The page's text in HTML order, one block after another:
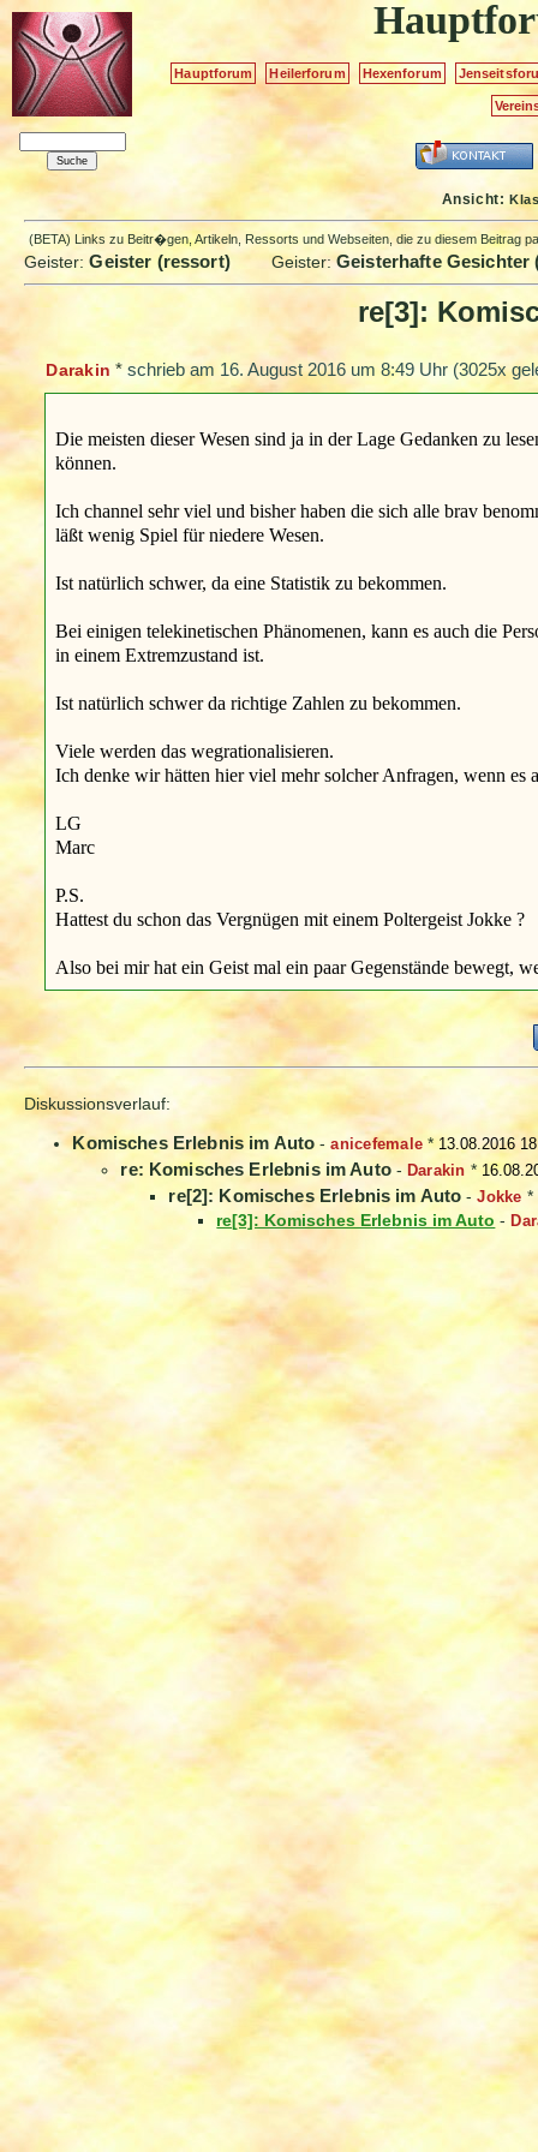
Hauptforum Heilerforum Hexenforum
Ansicht:
(BETA) Links zu Beitr�gen, Artikeln, Ressorts und Webseiten, die zu diesem Beitrag
Geister:Geister (ressort) Geister:Geisterhafte Gesichter
re[3]:
Darakin *schrieb am 16. August 2016 um 8:49 Uhr(3025x
Die meisten dieser Wesen sind ja in der Lage Gedanken zu
können.
Ich channel sehr viel und bisher haben die sich alle brav
läßt wenig Spiel für niedere Wesen.
Ist natürlich schwer, da eine Statistik zu bekommen.
Bei einigen telekinetischen Phänomenen, kann es auch die
in einem Extremzustand ist.
Ist natürlich schwer da richtige Zahlen zu bekommen.
Viele werden das wegrationalisieren.
Ich denke wir hätten hier viel mehr solcher Anfragen, wenn es
LG
Marc
P.S.
Hattest du schon das Vergnügen mit einem Poltergeist Jokke ?
Also bei mir hat ein Geist mal ein paar Gegenstände bewegt,
Diskussionsverlauf:
Komisches Erlebnis im Auto -anicefemale * 13.08.2016
re: Komisches Erlebnis im Auto- Darakin *
re[2]: Komisches Erlebnis im Auto -Jokke *
re[3]: Komisches Erlebnis im Auto -